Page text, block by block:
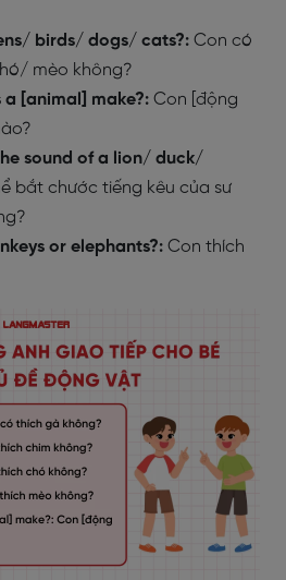
birds/ dogs/ cats?: Con có
mèo không?
[animal] make?: Con [động
sound of a lion/ duck/
bắt chước tiếng kêu của sư
or elephants?: Con thích